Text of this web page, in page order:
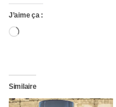
J’aime ça :
Chargement…
Similaire